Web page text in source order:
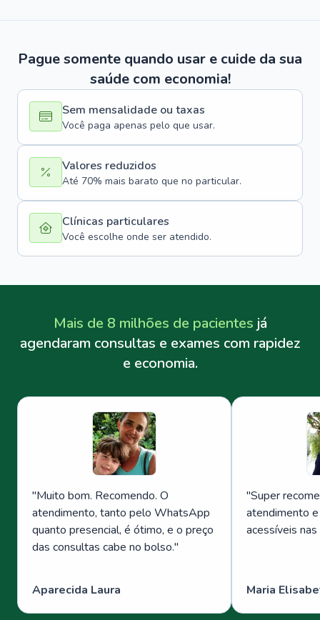
Pague somente quando usar e cuide da sua
saúde com economia!
Sem mensalidade ou taxas
Você paga apenas pelo que usar.
Valores reduzidos
Até 70% mais barato que no particular.
Clínicas particulares
Você escolhe onde ser atendido.
Mais de 8 milhões de pacientes já
agendaram consultas e exames com rapidez
e economia.
"Muito bom. Recomendo. O
atendimento, tanto pelo WhatsApp
quanto presencial, é ótimo, e o preço
das consultas cabe no bolso."
Aparecida Laura
"Super
atendimento
acessíveis
Maria